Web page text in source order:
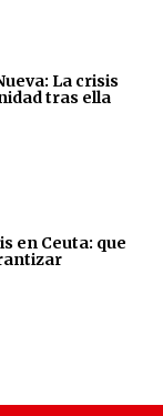
La crisis
tras ella
en Ceuta: que